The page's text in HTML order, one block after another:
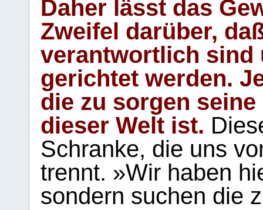
Daher lässt das
Zweifel darüber,
verantwortlich sind
gerichtet werden.
die zu sorgen
dieser Welt ist.
Schranke, die uns
trennt. »Wir haben
sondern suchen die